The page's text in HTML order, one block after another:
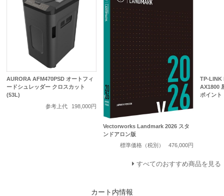
AURORA AFM470PSD オートフィ
ードシュレッダー クロスカット
(53L)
参考上代
198,000円
Vectorworks Landmark 2026 スタ
ンドアロン版
標準価格（税別）
476,000円
TP-LINK
AX1800
ポイント
すべてのおすすめ商品を見る
カート内情報